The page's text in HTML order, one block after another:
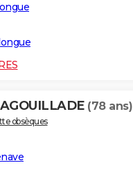
(78 ans)
obsèques